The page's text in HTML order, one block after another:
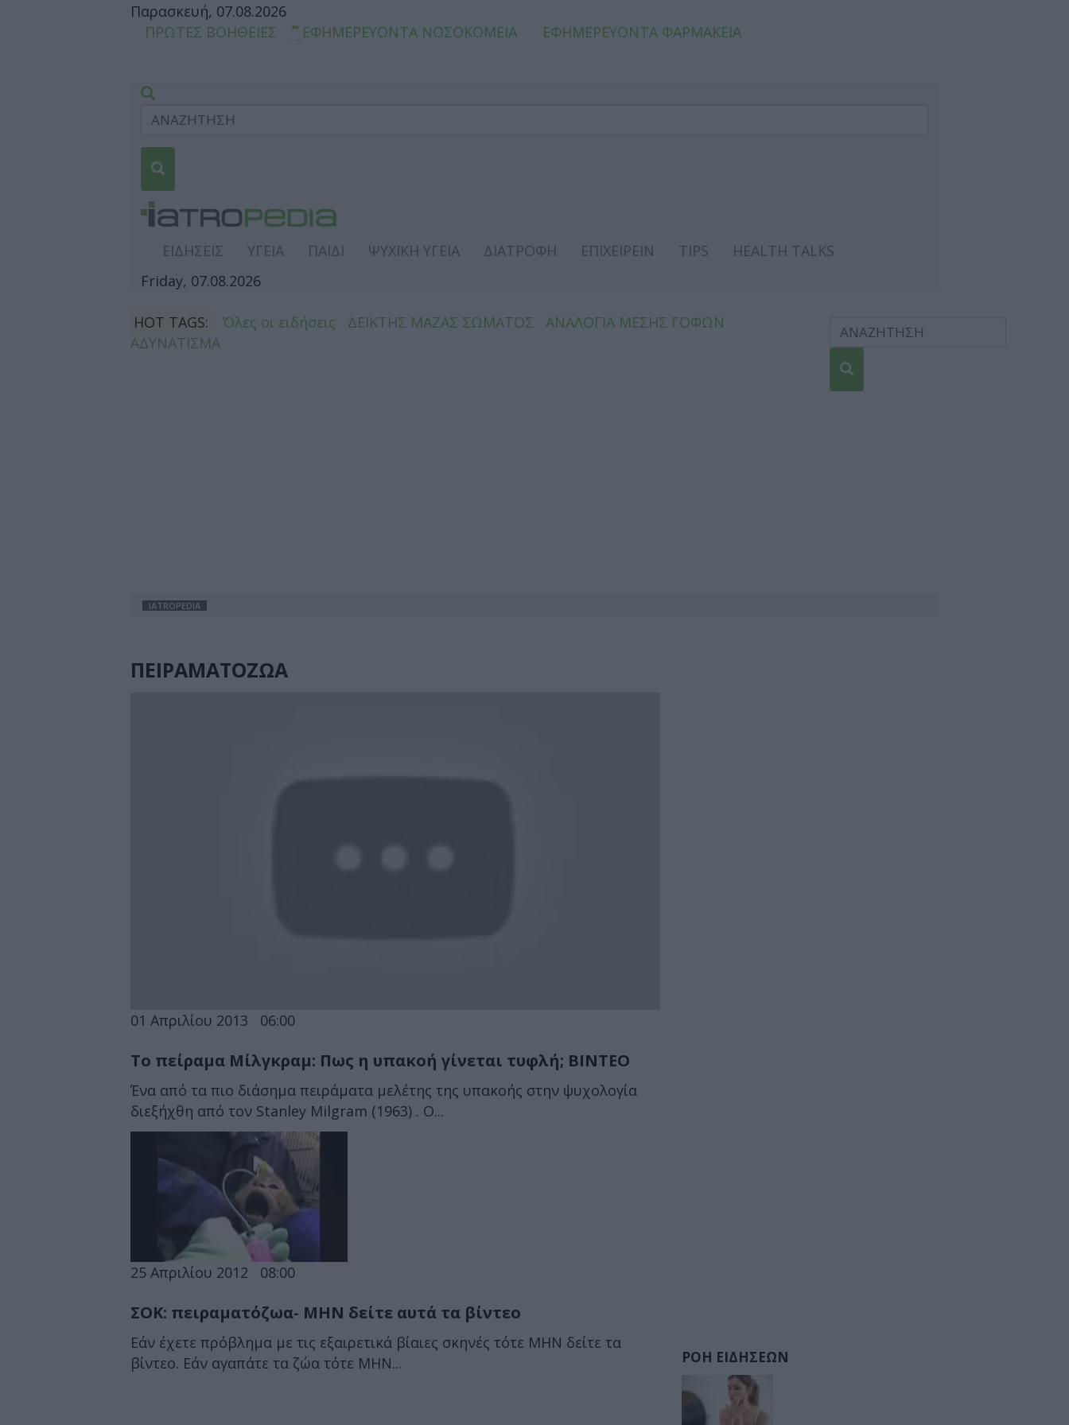
Παρασκευή, 07.08.2026
ΠΡΩΤΕΣ ΒΟΗΘΕΙΕΣ
ΕΦΗΜΕΡΕΥΟΝΤΑ ΝΟΣΟΚΟΜΕΙΑ ΕΦΗΜΕΡΕΥΟΝΤΑ ΦΑΡΜΑΚΕΙΑ
ΕΙΔΗΣΕΙΣ ΥΓΕΙΑ ΠΑΙΔΙ ΨΥΧΙΚΗ ΥΓΕΙΑ ΔΙΑΤΡΟΦΗ ΕΠΙΧΕΙΡΕΙΝ TIPS
HEALTH TALKS
Friday, 07.08.2026
HOT TAGS: Όλες οι ειδήσεις ΔΕΙΚΤΗΣ ΜΑΖΑΣ ΣΩΜΑΤΟΣ
ΑΝΑΛΟΓΙΑ ΜΕΣΗΣ ΓΟΦΩΝ
ΑΔΥΝΑΤΙΣΜΑ
IATROPEDIA
ΠΕΙΡΑΜΑΤΟΖΩΑ
01 Απριλίου 2013 06:00
Το πείραμα Μίλγκραμ: Πως η υπακοή γίνεται τυφλή; ΒΙΝΤΕΟ
Ένα από τα πιο διάσημα πειράματα μελέτης της υπακοής στην ψυχολογία
διεξήχθη από τον Stanley Milgram (1963) . Ο...
25 Απριλίου 2012 08:00
ΣΟΚ: πειραματόζωα- ΜΗΝ δείτε αυτά τα βίντεο
Εάν έχετε πρόβλημα με τις εξαιρετικά βίαιες σκηνές τότε ΜΗΝ δείτε τα
βίντεο. Εάν αγαπάτε τα ζώα τότε ΜΗΝ...
ΡΟΗ ΕΙΔΗΣΕΩΝ